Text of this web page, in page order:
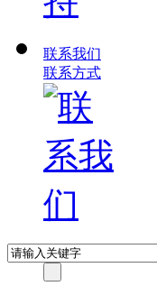
联系我们
联系方式